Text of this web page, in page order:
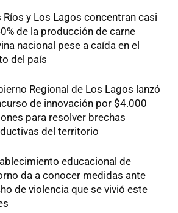
Ríos y Los Lagos concentran casi
de la producción de carne
nacional pese a caída en el
del país
Regional de Los Lagos lanzó
de innovación por $4.000
para resolver brechas
del territorio
educacional de
da a conocer medidas ante
de violencia que se vivió este